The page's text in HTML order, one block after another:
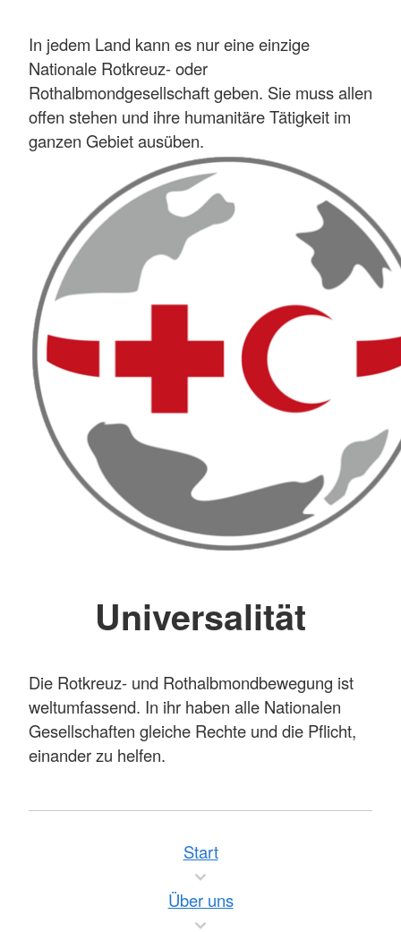
In jedem Land kann es nur eine einzige
Nationale Rotkreuz- oder
Rothalbmondgesellschaft geben. Sie muss allen
offen stehen und ihre humanitäre Tätigkeit im
ganzen Gebiet ausüben.
Universalität
Die Rotkreuz- und Rothalbmondbewegung ist
weltumfassend. In ihr haben alle Nationalen
Gesellschaften gleiche Rechte und die Pflicht,
einander zu helfen.
Start
Über uns